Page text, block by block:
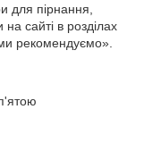
для пірнання,
на сайті в розділах
рекомендуємо».